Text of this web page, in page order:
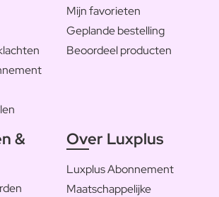
Mijn favorieten
Geplande bestelling
Beoordeel producten
&
Over Luxplus
Luxplus Abonnement
Maatschappelijke